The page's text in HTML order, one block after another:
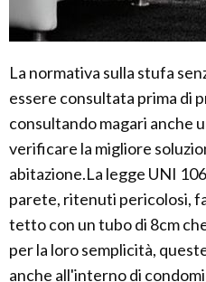
La normativa sulla stufa
essere consultata prima di
consultando magari anche
verificare la migliore
abitazione.La legge UNI
parete, ritenuti pericolosi,
tetto con un tubo di 8cm
per la loro semplicità,
anche all'interno di